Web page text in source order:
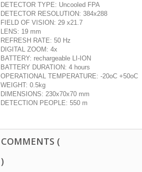
DETECTOR TYPE: Uncooled FPA
DETECTOR RESOLUTION: 384x288
FIELD OF VISION: 29 x21.7
LENS: 19 mm
REFRESH RATE: 50 Hz
DIGITAL ZOOM: 4x
BATTERY: rechargeable LI-ION
BATTERY DURATION: 4 hours
OPERATIONAL TEMPERATURE: -20oC +50oC
WEIGHT: 0.5kg
DIMENSIONS: 230x70x70 mm
DETECTION PEOPLE: 550 m
COMMENTS (
)